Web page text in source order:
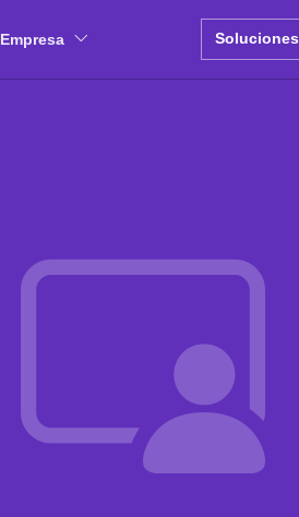
Empresa Soluciones